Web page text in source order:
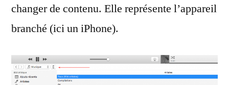
changer de contenu. Elle représente l’appareil
branché (ici un iPhone).